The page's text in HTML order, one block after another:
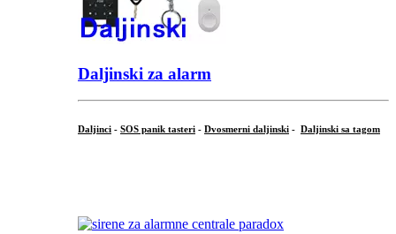
Daljinski za alarm
Daljinci - SOS panik tasteri - Dvosmerni daljinski - Daljinski sa tagom